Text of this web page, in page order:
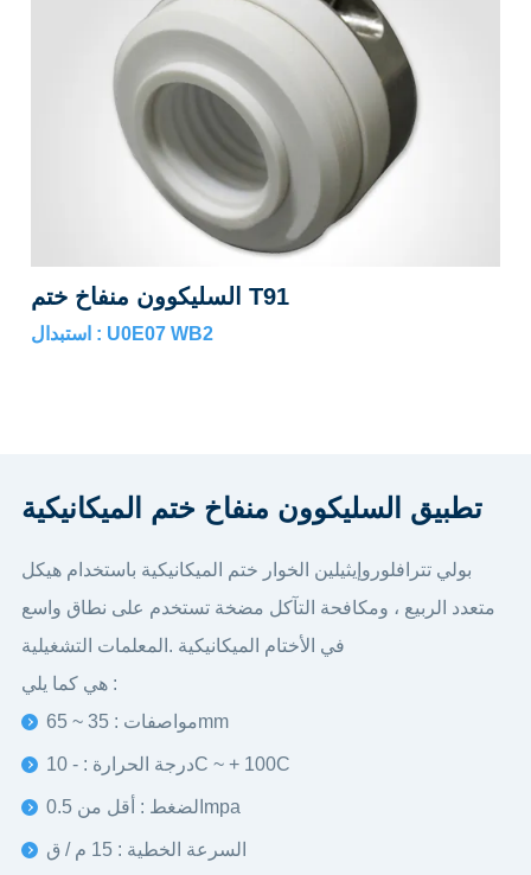
السليكوون منفاخ ختم T91
استبدال : U0E07 WB2
تطبيق السليكوون منفاخ ختم الميكانيكية
بولي تترافلوروإيثيلين الخوار ختم الميكانيكية باستخدام هيكل
متعدد الربيع ، ومكافحة التآكل مضخة تستخدم على نطاق واسع
في الأختام الميكانيكية .المعلمات التشغيلية
هي كما يلي :
مواصفات : 35 ~ 65mm
درجة الحرارة : - 10C ~ + 100C
الضغط : أقل من 0.5mpa
السرعة الخطية : 15 م / ق